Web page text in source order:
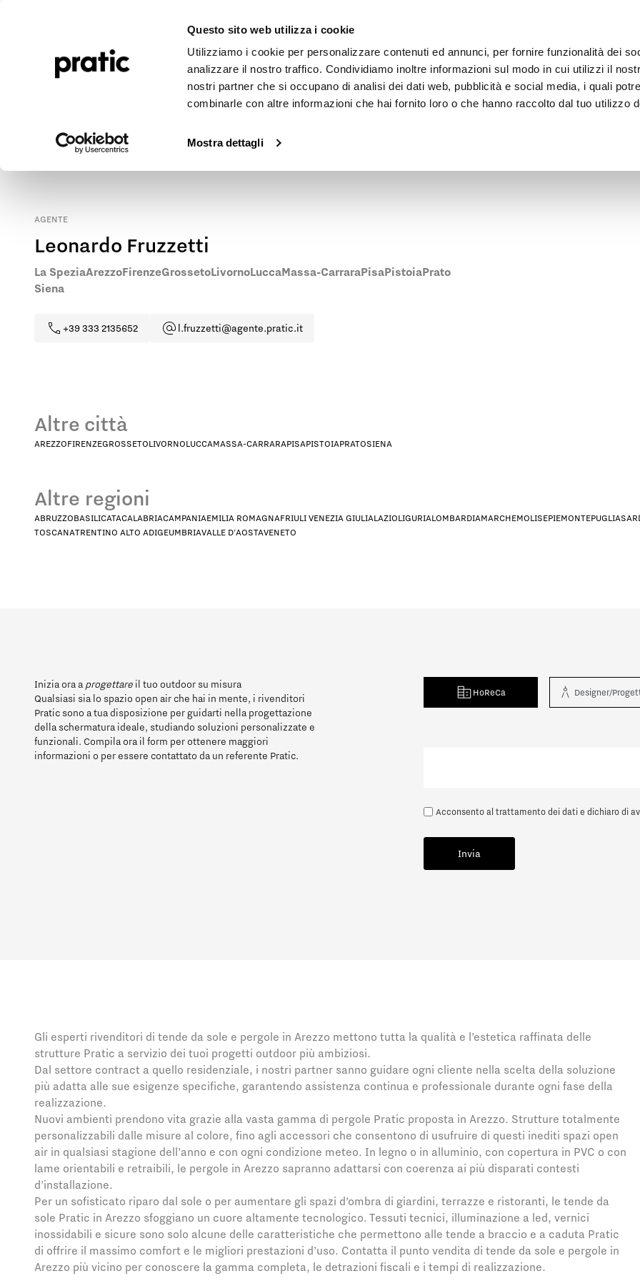
Questo sito web utilizza i cookie
Utilizziamo i cookie per personalizzare contenuti ed annunci, per fornire funzionalità dei
analizzare il nostro traffico. Condividiamo inoltre informazioni sul modo in cui utilizzi il
nostri partner che si occupano di analisi dei dati web, pubblicità e social media, i quali
combinarle con altre informazioni che hai fornito loro o che hanno raccolto dal tuo utilizzo
Mostra dettagli
Tende da soleRealizzazioniJournalCorporateArea Architetti
Contatta il nostro rappresentante di zona per conoscere il punto vendita Pratic più vicino a Arezzo.
AGENTE
Leonardo Fruzzetti
La SpeziaArezzoFirenzeGrossetoLivornoLuccaMassa-CarraraPisaPistoiaPrato
Siena
+39 333 2135652 l.fruzzetti@agente.pratic.it
Altre città
AREZZOFIRENZEGROSSETOLIVORNOLUCCAMASSA-CARRARAPISAPISTOIAPRATOSIENA
Altre regioni
ABRUZZOBASILICATACALABRIACAMPANIAEMILIA ROMAGNAFRIULI VENEZIA GIULIALAZIOLIGURIALOMBARDIAMARCHEMOLISEPIEMONTEPUGLIA
TOSCANATRENTINO ALTO ADIGEUMBRIAVALLE D'AOSTAVENETO
Inizia ora aprogettare il tuo outdoor su misura
Qualsiasi sia lo spazio open air che hai in mente, i rivenditori
Pratic sono a tua disposizione per guidarti nella progettazione
della schermatura ideale, studiando soluzioni personalizzate e
funzionali. Compila ora il form per ottenere maggiori
informazioni o per essere contattato da un referente Pratic.
HoReCa Designer/
Acconsento al trattamento dei dati e dichiaro di
Invia
Gli esperti rivenditori di tende da sole e pergole in Arezzo mettono tutta la qualità e l’estetica raffinata delle
strutture Pratic a servizio dei tuoi progetti outdoor più ambiziosi.
Dal settore contract a quello residenziale, i nostri partner sanno guidare ogni cliente nella scelta della soluzione
più adatta alle sue esigenze specifiche, garantendo assistenza continua e professionale durante ogni fase della
realizzazione.
Nuovi ambienti prendono vita grazie alla vasta gamma di pergole Pratic proposta in Arezzo. Strutture totalmente
personalizzabili dalle misure al colore, fino agli accessori che consentono di usufruire di questi inediti spazi open
air in qualsiasi stagione dell’anno e con ogni condizione meteo. In legno o in alluminio, con copertura in PVC o con
lame orientabili e retraibili, le pergole in Arezzo sapranno adattarsi con coerenza ai più disparati contesti
d’installazione.
Per un sofisticato riparo dal sole o per aumentare gli spazi d’ombra di giardini, terrazze e ristoranti, le tende da
sole Pratic in Arezzo sfoggiano un cuore altamente tecnologico. Tessuti tecnici, illuminazione a led, vernici
inossidabili e sicure sono solo alcune delle caratteristiche che permettono alle tende a braccio e a caduta Pratic
di offrire il massimo comfort e le migliori prestazioni d’uso. Contatta il punto vendita di tende da sole e pergole in
Arezzo più vicino per conoscere la gamma completa, le detrazioni fiscali e i tempi di realizzazione.
HoReCa Designer/Progettista Privato
Avanti